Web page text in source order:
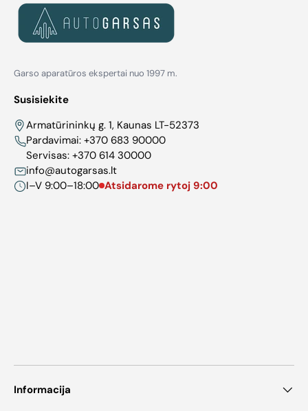
Garso aparatūros ekspertai nuo 1997 m.
Susisiekite
Armatūrininkų g. 1, Kaunas LT-52373
Pardavimai: +370 683 90000
Servisas: +370 614 30000
info@autogarsas.lt
I–V 9:00–18:00 Atsidarome rytoj 9:00
Informacija